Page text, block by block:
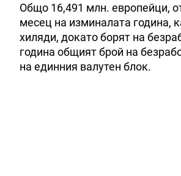
Общо 16,491 млн. европейци,
месец на изминалата година,
хиляди, докато борят на
година общият брой на
на единния валутен блок.